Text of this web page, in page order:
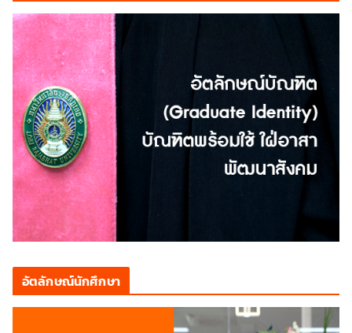
อัตลักษณ์นักศึกษา